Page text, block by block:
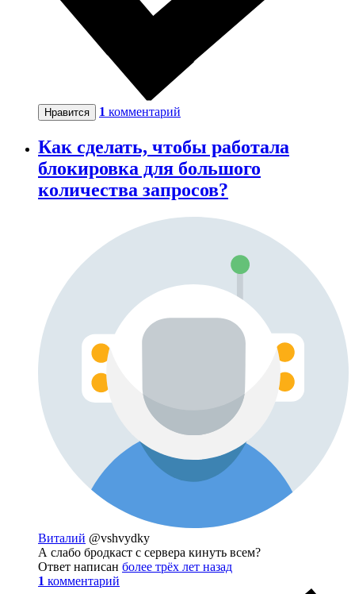
Нравится 1 комментарий
Как сделать, чтобы работала
блокировка для большого
количества запросов?
Виталий @vshvydky
А слабо бродкаст с сервера кинуть всем?
Ответ написан более трёх лет назад
1 комментарий